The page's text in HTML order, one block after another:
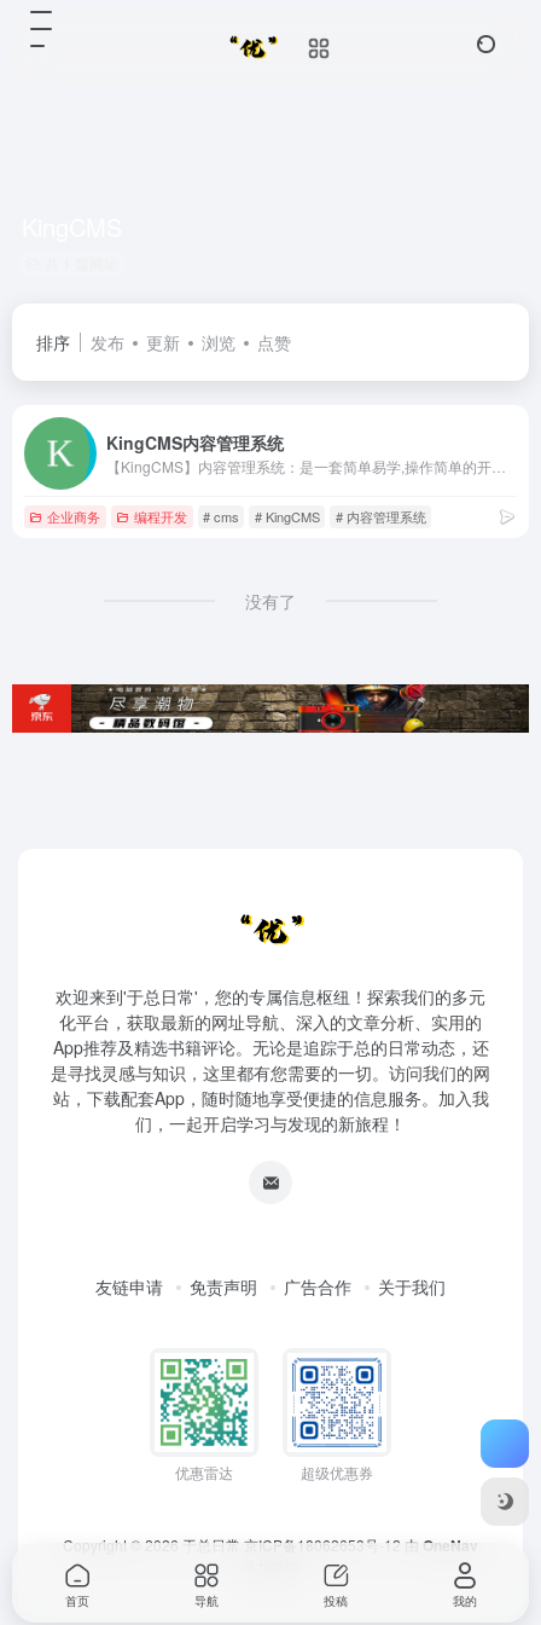
排序 发布 更新 浏览 点赞
KingCMS内容管理系统
企业商务 编程开发 # cms # KingCMS # 内容管理系统
没有了
欢迎来到'于总日常'，您的专属信息枢纽！探索我们的多元
化平台，获取最新的网址导航、深入的文章分析、实用的
App推荐及精选书籍评论。无论是追踪于总的日常动态，还
是寻找灵感与知识，这里都有您需要的一切。访问我们的网
站，下载配套App，随时随地享受便捷的信息服务。加入我
们，一起开启学习与发现的新旅程！
友链申请 免责声明 广告合作 关于我们
优惠雷达 超级优惠券
Copyright © 2026 于总日常 京ICP备18062653号-12 由 OneNav
首页 导航 投稿 我的